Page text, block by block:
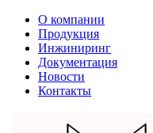
О компании
Продукция
Инжиниринг
Документация
Новости
Контакты